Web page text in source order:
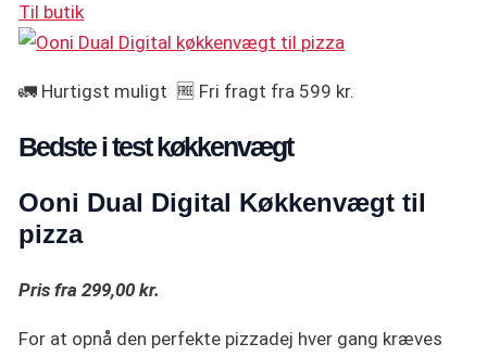
Til butik
🚛 Hurtigst muligt 🆓 Fri fragt fra 599 kr.
Bedste i test køkkenvægt
Ooni Dual Digital Køkkenvægt til
pizza
Pris fra 299,00 kr.
For at opnå den perfekte pizzadej hver gang kræves